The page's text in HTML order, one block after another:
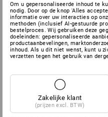
SERVICE
BEDRIJVEN
INFORMATIE
Om u gepersonaliseerde inhoud te
nodig. Door op de knop 'Alles
informatie over uw interacties op
methoden (inclusief AI-gestuurde
bestelproces. Wij gebruiken deze
doeleinden: gepersonaliseerde
productaanbevelingen,
inhoud. Als u dit niet wenst, kunt u
verzetten tegen het gebruik van
Zakelijke klant
(prijzen excl. BTW)